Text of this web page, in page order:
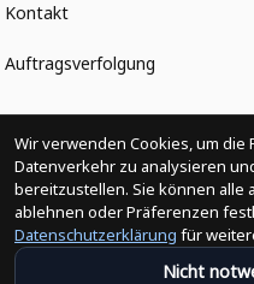
Kontakt
Auftragsverfolgung
Politiken
Änderungen der Bestellung
Versandpolitik
Wir verwenden Cookies, um
Datenverkehr zu analysieren
bereitzustellen. Sie können alle
ablehnen oder Präferenzen
Datenschutzerklärung für
Nicht